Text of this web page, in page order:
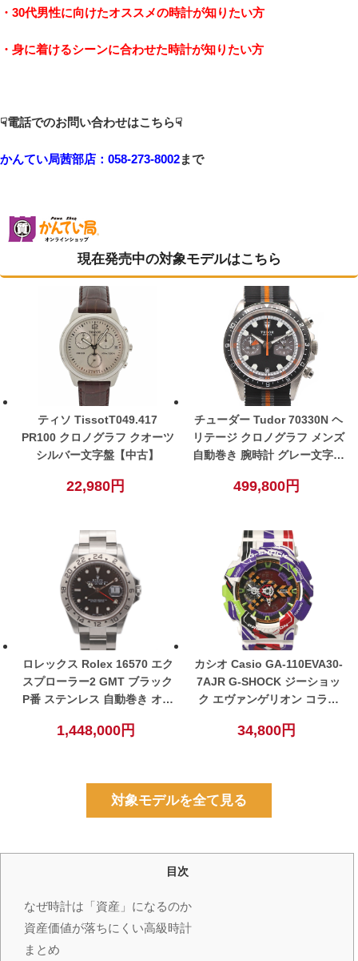
・30代男性に向けたオススメの時計が知りたい方
・身に着けるシーンに合わせた時計が知りたい方
☟電話でのお問い合わせはこちら☟
かんてい局茜部店：058-273-8002まで
現在発売中の対象モデルはこちら
ティソ TissotT049.417
PR100 クロノグラフ クオーツ
シルバー文字盤【中古】
22,980円
チューダー Tudor 70330N ヘ
リテージ クロノグラフ メンズ
自動巻き 腕時計 グレー文字盤
499,800円
ロレックス Rolex 16570 エク
スプローラー2 GMT ブラック
P番 ステンレス 自動巻き オー
【中古】
1,448,000円
カシオ Casio GA-110EVA30-
7AJR G-SHOCK ジーショッ
ク エヴァンゲリオン コラボ
【中古】
34,800円
対象モデルを全て見る
目次
なぜ時計は「資産」になるのか
資産価値が落ちにくい高級時計
まとめ